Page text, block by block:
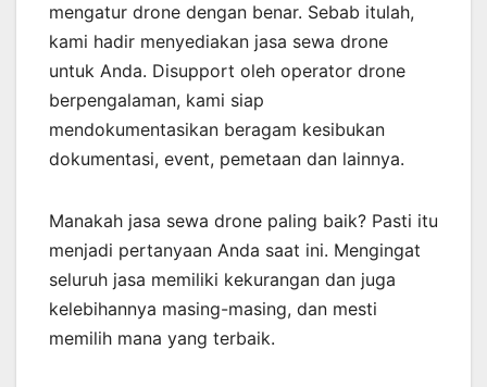
mengatur drone dengan benar. Sebab itulah,
kami hadir menyediakan jasa sewa drone
untuk Anda. Disupport oleh operator drone
berpengalaman, kami siap
mendokumentasikan beragam kesibukan
dokumentasi, event, pemetaan dan lainnya.
Manakah jasa sewa drone paling baik? Pasti itu
menjadi pertanyaan Anda saat ini. Mengingat
seluruh jasa memiliki kekurangan dan juga
kelebihannya masing-masing, dan mesti
memilih mana yang terbaik.